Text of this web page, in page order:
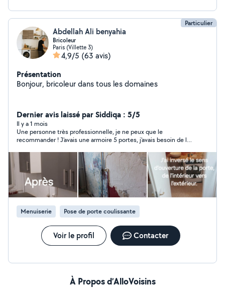
Particulier
Abdellah Ali benyahia
Bricoleur
Paris (Villette 3)
4,9/5 (63 avis)
Présentation
Bonjour, bricoleur dans tous les domaines
Dernier avis laissé par Siddiqa : 5/5
Il y a 1 mois
Une personne très professionnelle, je ne peux que le
recommander ! J'avais une armoire 5 portes, j'avais besoin de la
grand merci à lui pour son sérieux !
Menuiserie Pose de porte coulissante
Voir le profil Contacter
À Propos d’AlloVoisins